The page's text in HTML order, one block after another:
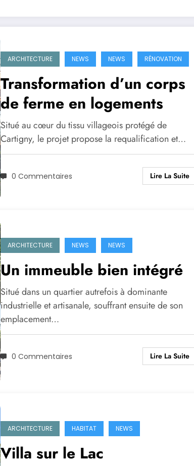
ARCHITECTURE NEWS NEWS RÉNOVATION
Transformation d’un corps
de ferme en logements
Situé au cœur du tissu villageois protégé de
Cartigny, le projet propose la requalification et…
0 Commentaires Lire La Suite
ARCHITECTURE NEWS NEWS
Un immeuble bien intégré
Situé dans un quartier autrefois à dominante
industrielle et artisanale, souffrant ensuite de son
emplacement…
0 Commentaires Lire La Suite
ARCHITECTURE HABITAT NEWS
Villa sur le Lac